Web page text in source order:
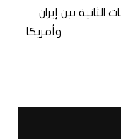
الثانية بين إيران
وأمريكا